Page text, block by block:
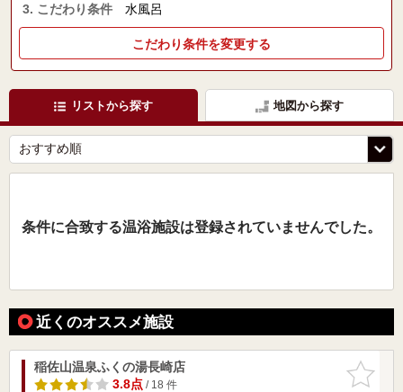
3. こだわり条件 水風呂
こだわり条件を変更する
リストから探す 地図から探す
条件に合致する温浴施設は登録されていませんでした。
近くのオススメ施設
お気に入
りに追加
稲佐山温泉ふくの湯長崎店
3.8点/ 18 件